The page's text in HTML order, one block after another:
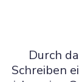
Durch
Schreiben